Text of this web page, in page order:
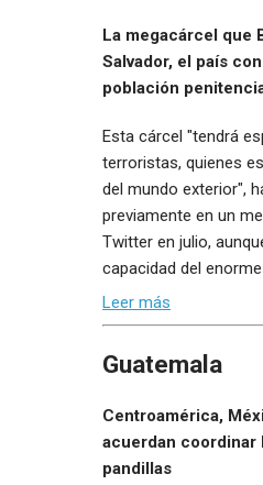
La megacárcel que
Salvador, el país
población
Esta cárcel "tendrá
terroristas, quienes
del mundo exterior",
previamente en un
Twitter en julio,
capacidad del
Leer más
Guatemala
Centroamérica,
acuerdan coordinar
pandillas